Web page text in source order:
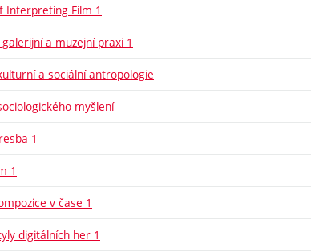
Interpreting Film 1
a muzejní praxi 1
a sociální antropologie
myšlení
1
1
v čase 1
digitálních her 1